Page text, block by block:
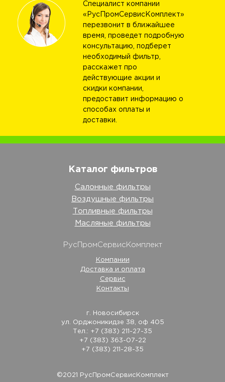
Специалист компании
«РусПромСервисКомплект»
перезвонит в ближайшее
время, проведет подробную
консультацию, подберет
необходимый фильтр,
расскажет про
действующие акции и
скидки компании,
предоставит информацию о
способах оплаты и
доставки.
©2021 РусПромСервисКомплект
Каталог фильтров
Салонные фильтры
Воздушные фильтры
Топливные фильтры
Масляные фильтры
РусПромСервисКомплект
Компании
Доставка и оплата
Сервис
Контакты
г. Новосибирск
ул. Орджоникидзе 38, оф 405
Тел.: +7 (383) 211-27-35
+7 (383) 363-07-22
+7 (383) 211-28-35